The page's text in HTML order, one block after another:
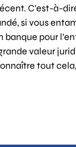
C’est-à-
si vous
banque pour
valeur
tout